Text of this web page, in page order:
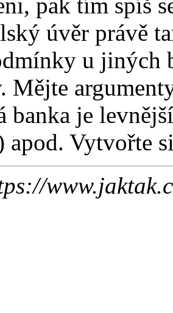
úvěr právě
u jiných
Mějte
banka je
apod. Vytvořte